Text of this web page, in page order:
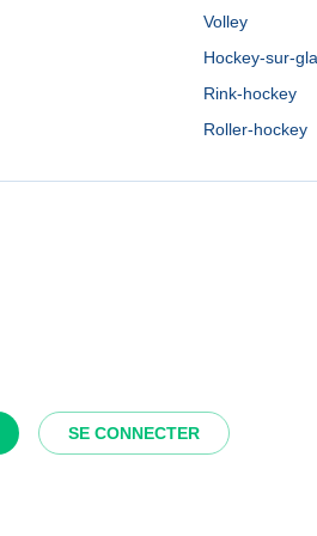
SE CONNECTER
Volley
Hockey-sur-
Rink-hockey
Roller-hockey